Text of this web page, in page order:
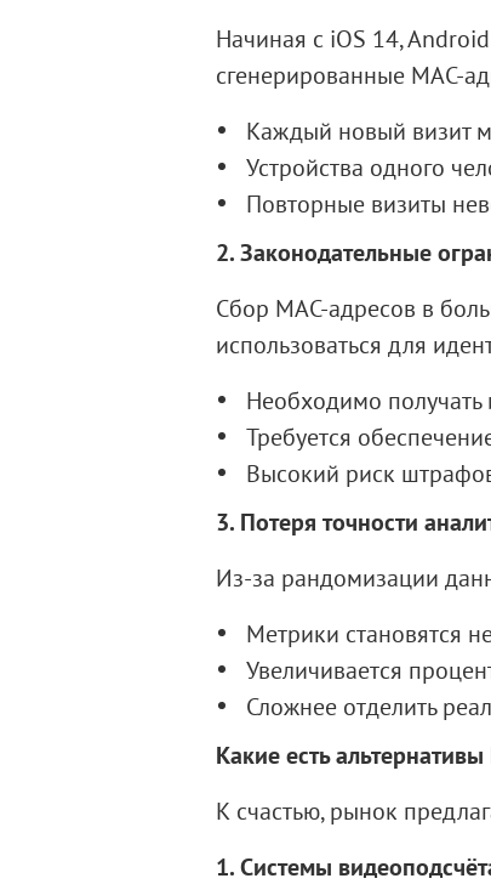
Начиная с iOS 14,
сгенерированные MAC-
Каждый новый визит
Устройства одного
Повторные визиты
2. Законодательные
Сбор MAC-адресов в
использоваться для
Необходимо получать
Требуется
Высокий риск
3. Потеря точности
Из-за рандомизации
Метрики становятся
Увеличивается
Сложнее отделить
Какие есть
К счастью, рынок
1. Системы